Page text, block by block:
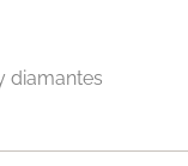
diamantes